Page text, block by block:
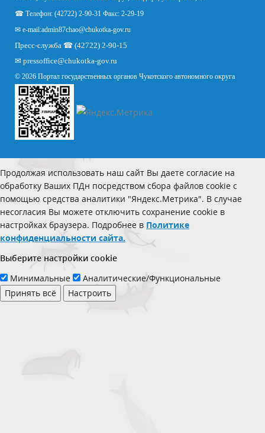
☎ Телефон: (42722) 2-90-31 Факс: 2-29-19
✉ e-mail:admin87chao@chukotka-gov.ru
Пресс-служба ☎ (42722) 2-90-15
✉ pressoffice@chukotka-gov.ru
© 2026 Портал государственных органов Чукотского автономного округа
Продолжая использовать наш сайт Вы даете согласие на
обработку Ваших ПДн посредством сбора файлов cookie с
помощью средства аналитики "Яндекс.Метрика". В случае
несогласия Вы можете отключить сохранение cookie в
настройках браузера. Подробнее в Политике
конфиденциальности сайта.
Выберите настройки cookie
Минимальные
Аналитические/Функциональные
Принять всё
Настроить